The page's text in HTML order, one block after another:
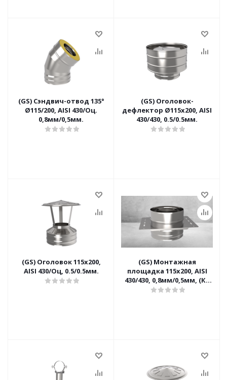
(GS) Сэндвич-отвод 135°
Ø115/200, AISI 430/Оц.
0,8мм/0,5мм.
(GS) Оголовок-
дефлектор Ø115х200, AISI
430/430, 0.5/0.5мм.
(GS) Оголовок 115х200,
AISI 430/Оц, 0.5/0.5мм.
(GS) Монтажная
площадка 115х200, AISI
430/430, 0,8мм/0,5мм, (К),
(пл.240х320, AISI